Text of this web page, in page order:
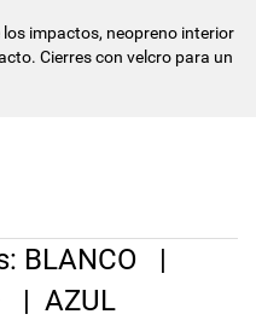
impactos, neopreno interior
Cierres con velcro para un
BLANCO |
| AZUL